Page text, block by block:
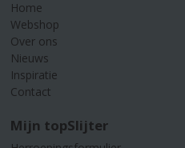
Home
Webshop
Over ons
Nieuws
Inspiratie
Contact
Mijn topSlijter